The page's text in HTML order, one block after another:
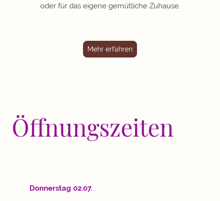
oder für das eigene gemütliche Zuhause.
Mehr erfahren
Öffnungszeiten
Donnerstag 02.07.